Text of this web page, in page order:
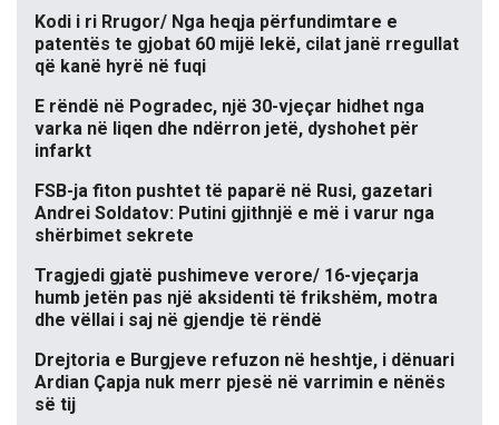
Kodi i ri Rrugor/ Nga heqja përfundimtare e
patentës te gjobat 60 mijë lekë, cilat janë rregullat
që kanë hyrë në fuqi
E rëndë në Pogradec, një 30-vjeçar hidhet nga
varka në liqen dhe ndërron jetë, dyshohet për
infarkt
FSB-ja fiton pushtet të paparë në Rusi, gazetari
Andrei Soldatov: Putini gjithnjë e më i varur nga
shërbimet sekrete
Tragjedi gjatë pushimeve verore/ 16-vjeçarja
humb jetën pas një aksidenti të frikshëm, motra
dhe vëllai i saj në gjendje të rëndë
Drejtoria e Burgjeve refuzon në heshtje, i dënuari
Ardian Çapja nuk merr pjesë në varrimin e nënës
së tij